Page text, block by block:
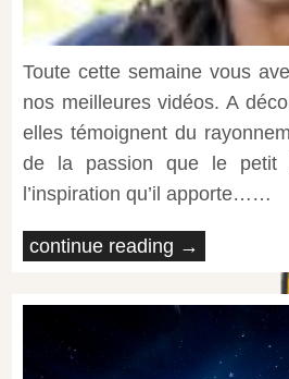
Toute cette semaine vous
nos meilleures vidéos. A
elles témoignent du
de la passion que le petit
l’inspiration qu’il apporte……
continue reading →